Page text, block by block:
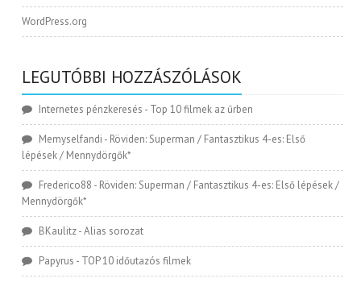
WordPress.org
LEGUTÓBBI HOZZÁSZÓLÁSOK
Internetes pénzkeresés - Top 10 filmek az űrben
Memyselfandi - Röviden: Superman / Fantasztikus 4-es: Első
lépések / Mennydörgők*
Frederico88 - Röviden: Superman / Fantasztikus 4-es: Első lépések /
Mennydörgők*
BKaulitz-Alias sorozat
Papyrus - TOP 10 időutazós filmek